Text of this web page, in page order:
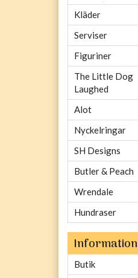
Kläder
Serviser
Figuriner
The Little Dog
Laughed
Alot
Nyckelringar
SH Designs
Butler & Peach
Wrendale
Hundraser
Information
Butik